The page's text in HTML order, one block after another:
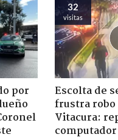
por
32
visitas
Escolta de
frustra robo
Vitacura: